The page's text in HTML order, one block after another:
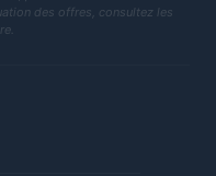
des offres, consultez les